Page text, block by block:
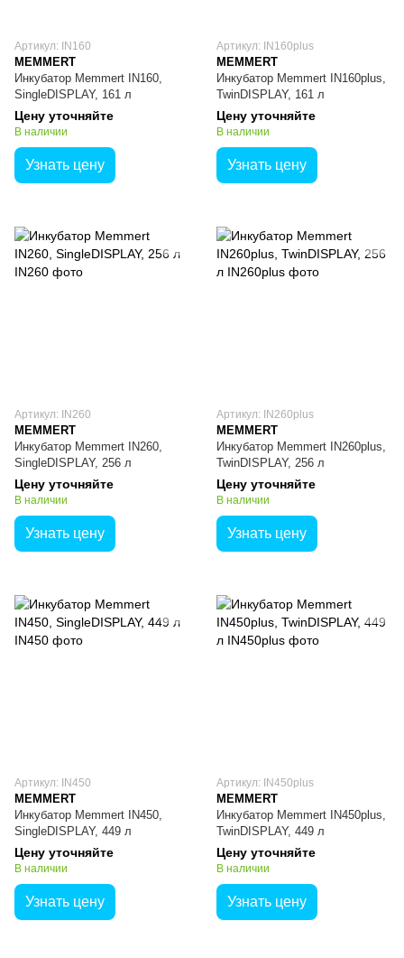
Артикул: IN160
MEMMERT
Инкубатор Memmert IN160,
SingleDISPLAY, 161 л
Цену уточняйте
В наличии
Узнать цену
Артикул: IN160plus
MEMMERT
Инкубатор Memmert IN160plus,
TwinDISPLAY, 161 л
Цену уточняйте
В наличии
Узнать цену
Артикул: IN260
MEMMERT
Инкубатор Memmert IN260,
SingleDISPLAY, 256 л
Цену уточняйте
В наличии
Узнать цену
Артикул: IN260plus
MEMMERT
Инкубатор Memmert IN260plus,
TwinDISPLAY, 256 л
Цену уточняйте
В наличии
Узнать цену
Артикул: IN450
MEMMERT
Инкубатор Memmert IN450,
SingleDISPLAY, 449 л
Цену уточняйте
В наличии
Узнать цену
Артикул: IN450plus
MEMMERT
Инкубатор Memmert IN450plus,
TwinDISPLAY, 449 л
Цену уточняйте
В наличии
Узнать цену